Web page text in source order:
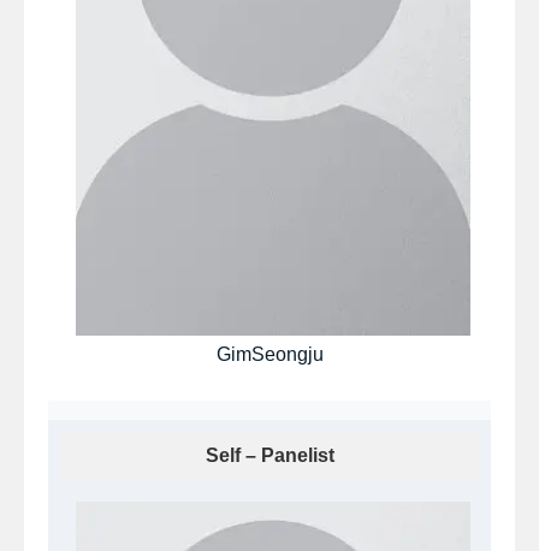
GimSeongju
Self – Panelist